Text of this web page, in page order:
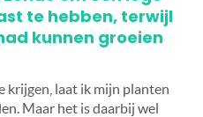
te hebben, terwijl
kunnen groeien
krijgen, laat ik mijn planten
Maar het is daarbij wel